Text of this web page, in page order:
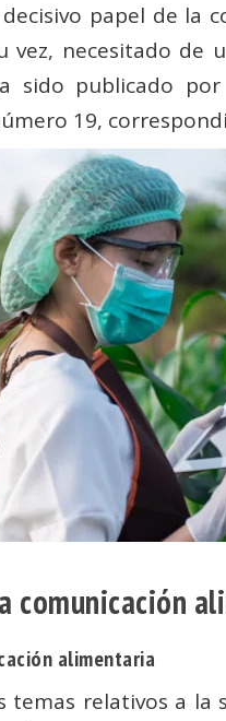
papel de la
vez, necesitado
sido publicado
19,
comunicación
alimentaria
temas relativos a